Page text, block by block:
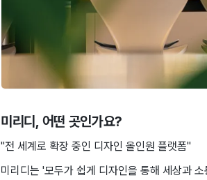
미리디 , 어떤 곳인가요?
"전 세계로 확장 중인 디자인 올인원 플랫폼"
미리디는 '모두가 쉽게 디자인을 통해 세상과